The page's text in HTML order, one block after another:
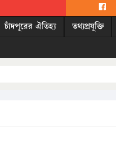
চাঁদপুরের ঐতিহ্য তথ্যপ্রযুক্তি